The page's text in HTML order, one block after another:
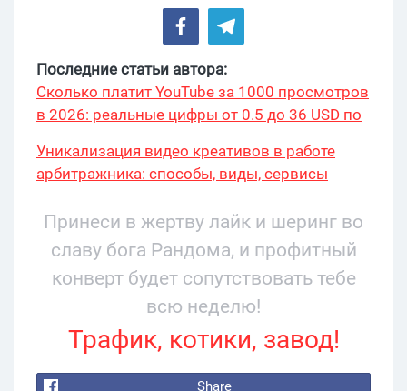
Последние статьи автора:
Сколько платит YouTube за 1000 просмотров
в 2026: реальные цифры от 0.5 до 36 USD по
Уникализация видео креативов в работе
арбитражника: способы, виды, сервисы
Принеси в жертву лайк и шеринг во
славу бога Рандома, и профитный
конверт будет сопутствовать тебе
всю неделю!
Трафик, котики, завод!
Share